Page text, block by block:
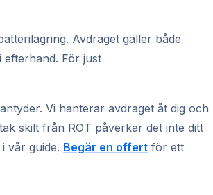
Avdraget gäller både
För just
Vi hanterar avdraget åt dig och
skilt från ROT påverkar det inte ditt
i vår guide. Begär en offert för ett